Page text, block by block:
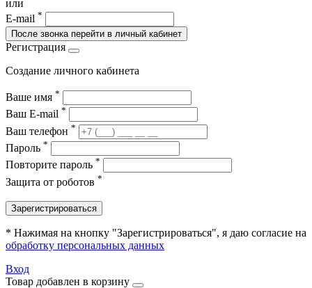
или
E-mail *
После звонка перейти в личный кабинет
Регистрация
Создание личного кабинета
Ваше имя *
Ваш E-mail *
Ваш телефон *
Пароль *
Повторите пароль *
Защита от роботов *
Зарегистрироваться
* Нажимая на кнопку "Зарегистрироваться", я даю согласие на
обработку персональных данных
Вход
Товар добавлен в корзину